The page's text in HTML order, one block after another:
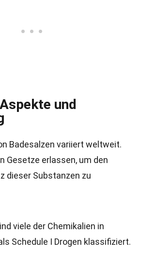
und
Badesalzen variiert weltweit.
Gesetze erlassen, um den
dieser Substanzen zu
viele der Chemikalien in
Schedule I Drogen klassifiziert.